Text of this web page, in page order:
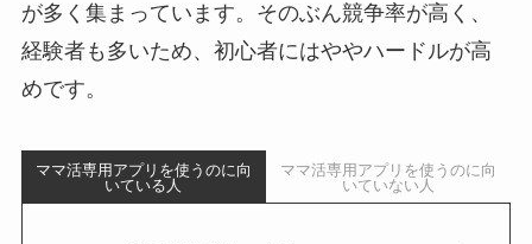
が多く集まっています。そのぶん競争率が高く、
経験者も多いため、初心者にはややハードルが高
めです。
ママ活専用アプリを使うのに向
いている人
ママ活専用アプリを使うのに向
いていない人